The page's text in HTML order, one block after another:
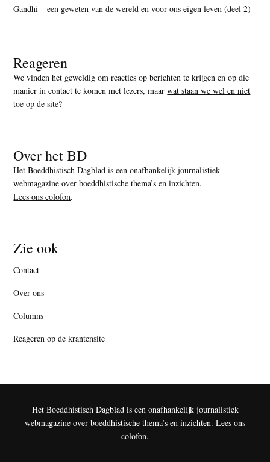
Gandhi – een geweten van de wereld en voor ons eigen leven (deel 2)
Reageren
We vinden het geweldig om reacties op berichten te krijgen en op die
manier in contact te komen met lezers, maarwat staan we wel en niet
toe op de site?
Over het BD
Het Boeddhistisch Dagblad is een onafhankelijk journalistiek
webmagazine over boeddhistische thema’s en inzichten.
Lees ons colofon.
Zie ook
Contact
Over ons
Columns
Reageren op de krantensite
Het Boeddhistisch Dagblad is een onafhankelijk journalistiek
webmagazine over boeddhistische thema’s en inzichten. Lees ons
colofon.